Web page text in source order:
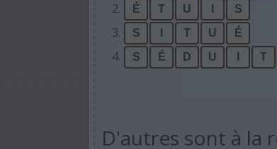
2. É T U S
3. S T U É
4. S É D U T
D'autres sont à la